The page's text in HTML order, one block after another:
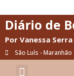
Diário de
Por Vanessa Serra
São Luís - Maranhão